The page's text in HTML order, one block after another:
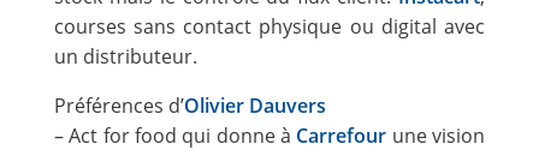
courses sans contact physique ou digital avec
un distributeur.
Préférences d’Olivier Dauvers
– Act for food qui donne à Carrefour une vision